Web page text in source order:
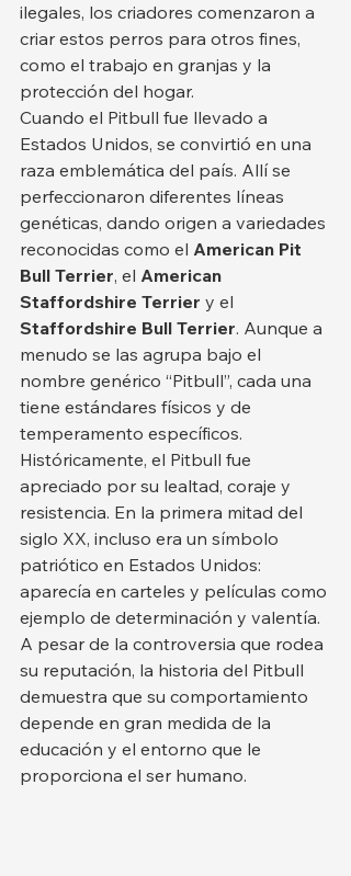
ilegales, los criadores comenzaron a
criar estos perros para otros fines,
como el trabajo en granjas y la
protección del hogar.
Cuando el Pitbull fue llevado a
Estados Unidos, se convirtió en una
raza emblemática del país. Allí se
perfeccionaron diferentes líneas
genéticas, dando origen a variedades
reconocidas como el American Pit
Bull Terrier, el American
Staffordshire Terrier y el
Staffordshire Bull Terrier. Aunque a
menudo se las agrupa bajo el
nombre genérico “Pitbull”, cada una
tiene estándares físicos y de
temperamento específicos.
Históricamente, el Pitbull fue
apreciado por su lealtad, coraje y
resistencia. En la primera mitad del
siglo XX, incluso era un símbolo
patriótico en Estados Unidos:
aparecía en carteles y películas como
ejemplo de determinación y valentía.
A pesar de la controversia que rodea
su reputación, la historia del Pitbull
demuestra que su comportamiento
depende en gran medida de la
educación y el entorno que le
proporciona el ser humano.